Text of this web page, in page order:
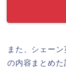
また、シェー
の内容まとめた